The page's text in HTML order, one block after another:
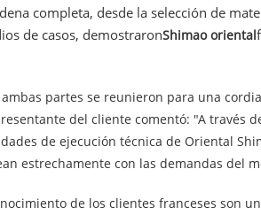
completa, desde la selección de
de casos, demostraronShimao oriental
partes se reunieron para una
del cliente comentó: "A través
de ejecución técnica de Oriental
estrechamente con las demandas del
de los clientes franceses son